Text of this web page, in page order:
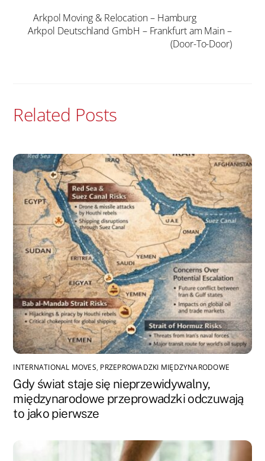
Arkpol Moving & Relocation – Hamburg
Arkpol Deutschland GmbH – Frankfurt am Main –
(Door-To-Door)
Related Posts
INTERNATIONAL MOVES, PRZEPROWADZKI MIĘDZYNARODOWE
Gdy świat staje się nieprzewidywalny,
międzynarodowe przeprowadzki odczuwają
to jako pierwsze